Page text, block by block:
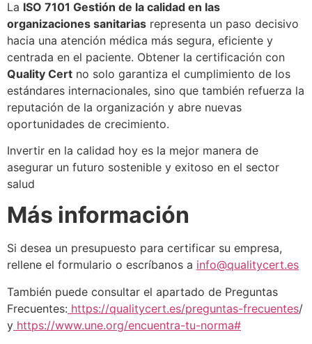
La ISO 7101 Gestión de la calidad en las
organizaciones sanitarias representa un paso decisivo
hacia una atención médica más segura, eficiente y
centrada en el paciente. Obtener la certificación con
Quality Cert no solo garantiza el cumplimiento de los
estándares internacionales, sino que también refuerza la
reputación de la organización y abre nuevas
oportunidades de crecimiento.
Invertir en la calidad hoy es la mejor manera de
asegurar un futuro sostenible y exitoso en el sector
salud
Más información
Si desea un presupuesto para certificar su empresa,
rellene el formulario o escríbanos a info@qualitycert.es
También puede consultar el apartado de Preguntas
Frecuentes: https://qualitycert.es/preguntas-frecuentes/
y https://www.une.org/encuentra-tu-norma#